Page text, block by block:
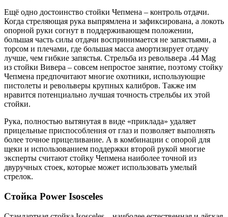
Ещё одно достоинство стойки Чепмена – контроль отдачи.
Когда стреляющая рука выпрямлена и зафиксирована, а локоть
опорной руки согнут в поддерживающем положении,
большая часть силы отдачи воспринимается не запястьями, а
торсом и плечами, где большая масса амортизирует отдачу
лучше, чем гибкие запястья. Стрельба из револьвера .44 Mag
из стойки Вивера – совсем непростое занятие, поэтому стойку
Чепмена предпочитают многие охотники, использующие
пистолеты и револьверы крупных калибров. Также им
нравится потенциально лучшая точность стрельбы их этой
стойки.
Рука, полностью вытянутая в виде «приклада» удаляет
прицельные приспособления от глаз и позволяет выполнять
более точное прицеливание. А в комбинации с опорой для
щеки и использованием поддержки второй рукой многие
эксперты считают стойку Чепмена наиболее точной из
двуручных стоек, которые может использовать умелый
стрелок.
Стойка Power Isosceles